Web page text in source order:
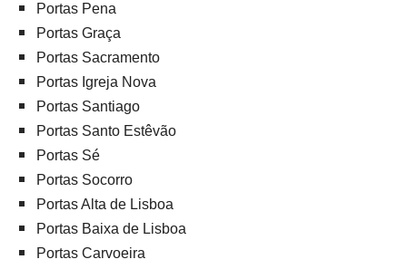
Portas Pena
Portas Graça
Portas Sacramento
Portas Igreja Nova
Portas Santiago
Portas Santo Estêvão
Portas Sé
Portas Socorro
Portas Alta de Lisboa
Portas Baixa de Lisboa
Portas Carvoeira